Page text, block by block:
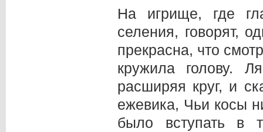
На игрище, где
селения, говорят,
прекрасна, что
кружила голову.
расширяя круг, и
ежевика, Чьи косы
было вступать в